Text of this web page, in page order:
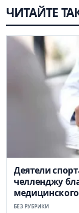
ЧИТАЙТЕ
Деятели
челленджу
БЕЗ РУБРИКИ